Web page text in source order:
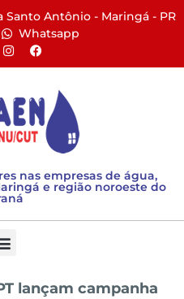
Santo Antônio - Maringá - PR​
Whatsapp
nas empresas de água,
e região noroeste do
lançam campanha